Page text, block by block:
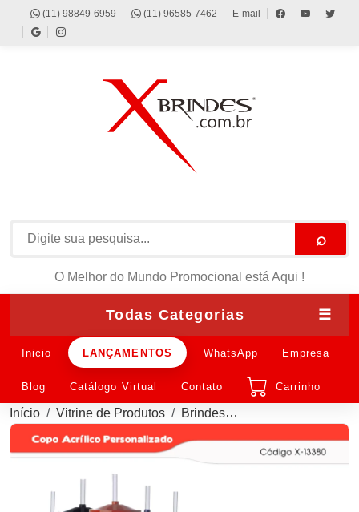
(11) 98849-6959 (11) 96585-7462 E-mail
⌕
O Melhor do Mundo Promocional está Aqui !
Todas Categorias ☰
Inicio LANÇAMENTOS WhatsApp Empresa
Blog Catálogo Virtual Contato Carrinho
Início Vitrine de Produtos Brindes